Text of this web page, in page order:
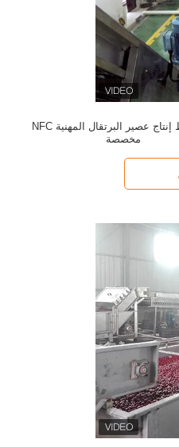
طاقة خط إنتاج عصير البرتقال المهنية NFC
مخصصة